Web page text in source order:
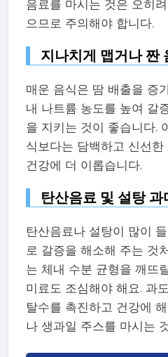
음료를 마시는 것은 오히
으므로 주의해야 합니다.
지나치게 맵거나 짠
매운 음식은 땀 배출을 증
내 나트륨 농도를 높여 갈
을 지키는 것이 좋습니다.
식보다는 담백하고 신선
건강에 더 이롭습니다.
탄산음료 및 설탕 과
탄산음료나 설탕이 많이
로 갈증을 해소해 주는 것
는 체내 수분 균형을 깨뜨
미료도 조심해야 해요. 과
탈수를 촉진하고 건강에
나 생과일 주스를 마시는